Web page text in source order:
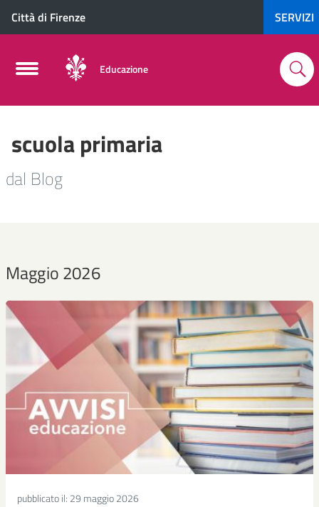
Città di Firenze SERVIZI
Educazione
scuola primaria
dal Blog
Maggio 2026
pubblicato il: 29 maggio 2026